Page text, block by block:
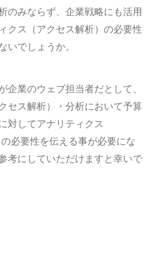
のみならず、企業戦略にも活用
クス（アクセス解析）の必要性
いでしょうか。
企業のウェブ担当者だとして、
セス解析）・分析において予算
対してアナリティクス
必要性を伝える事が必要にな
考にしていただけますと幸いで